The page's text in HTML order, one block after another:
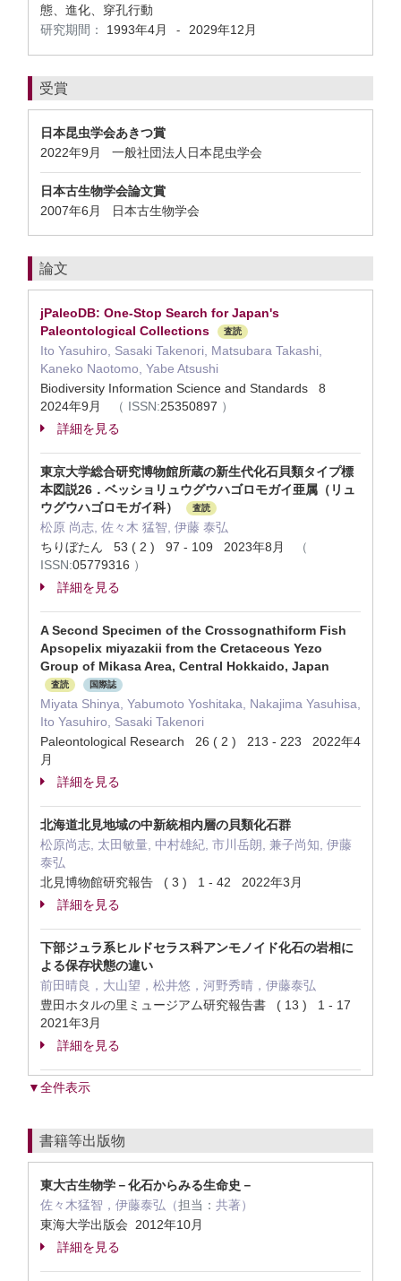
態、進化、穿孔行動
研究期間：
1993年4月 - 2029年12月
受賞
日本昆虫学会あきつ賞
2022年9月 一般社団法人日本昆虫学会
日本古生物学会論文賞
2007年6月 日本古生物学会
論文
jPaleoDB: One-Stop Search for Japan's
Paleontological Collections
査読
Ito Yasuhiro, Sasaki Takenori, Matsubara Takashi,
Kaneko Naotomo, Yabe Atsushi
Biodiversity Information Science and Standards 8
2024年9月
（ ISSN:25350897 ）
詳細を見る
東京大学総合研究博物館所蔵の新生代化石貝類タイプ標
本図説26．ベッショリュウグウハゴロモガイ亜属（リュ
ウグウハゴロモガイ科）
査読
松原 尚志, 佐々木 猛智, 伊藤 泰弘
ちりぼたん 53 ( 2 ) 97 - 109 2023年8月
（
ISSN:05779316 ）
詳細を見る
A Second Specimen of the Crossognathiform Fish
Apsopelix miyazakii from the Cretaceous Yezo
Group of Mikasa Area, Central Hokkaido, Japan
査読 国際誌
Miyata Shinya, Yabumoto Yoshitaka, Nakajima Yasuhisa,
Ito Yasuhiro, Sasaki Takenori
Paleontological Research 26 ( 2 ) 213 - 223 2022年4
月
詳細を見る
北海道北見地域の中新統相内層の貝類化石群
松原尚志, 太田敏量, 中村雄紀, 市川岳朗, 兼子尚知, 伊藤
泰弘
北見博物館研究報告 ( 3 ) 1 - 42 2022年3月
詳細を見る
下部ジュラ系ヒルドセラス科アンモノイド化石の岩相に
よる保存状態の違い
前田晴良，大山望，松井悠，河野秀晴，伊藤泰弘
豊田ホタルの里ミュージアム研究報告書 ( 13 ) 1 - 17
2021年3月
詳細を見る
▼全件表示
書籍等出版物
東大古生物学－化石からみる生命史－
佐々木猛智，伊藤泰弘（担当： 共著）
東海大学出版会 2012年10月
詳細を見る